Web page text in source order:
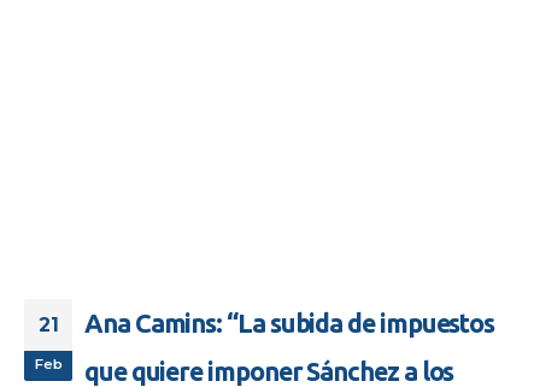
21
Feb
Ana Camins: “La subida de impuestos
que quiere imponer Sánchez a los